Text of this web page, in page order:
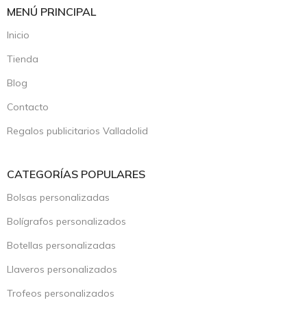
MENÚ PRINCIPAL
Inicio
Tienda
Blog
Contacto
Regalos publicitarios Valladolid
CATEGORÍAS POPULARES
Bolsas personalizadas
Bolígrafos personalizados
Botellas personalizadas
Llaveros personalizados
Trofeos personalizados